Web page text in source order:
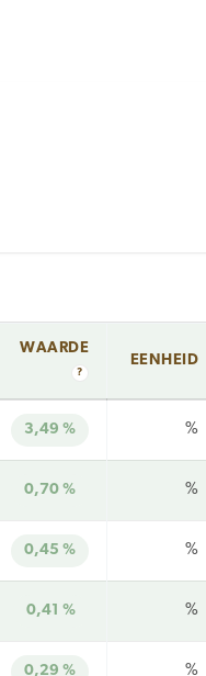
WAARDE
?
EENHEID
3,49 % %
0,70 % %
0,45 % %
0,41 % %
0,29 % %